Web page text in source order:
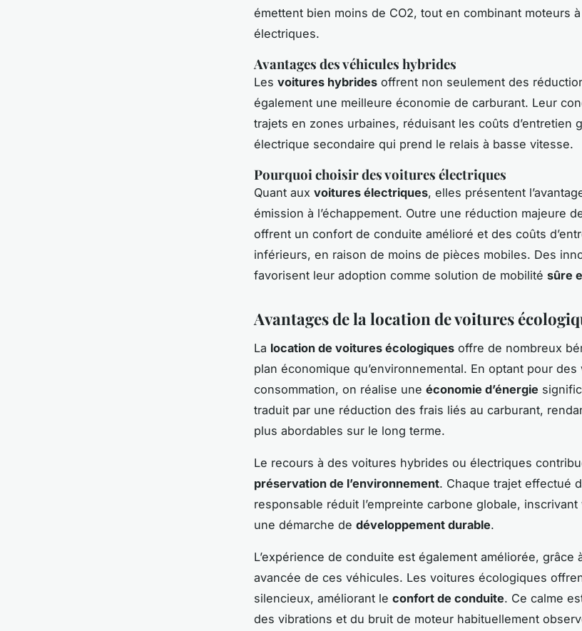
émettent bien moins de CO2, tout en combinant moteurs
électriques.
Avantages des véhicules hybrides
Les voitures hybrides offrent non seulement des
également une meilleure économie de carburant. Leur
trajets en zones urbaines, réduisant les coûts d’entretien
électrique secondaire qui prend le relais à basse vitesse.
Pourquoi choisir des voitures électriques
Quant aux voitures électriques, elles présentent
émission à l’échappement. Outre une réduction majeure
offrent un confort de conduite amélioré et des coûts
inférieurs, en raison de moins de pièces mobiles. Des
favorisent leur adoption comme solution de mobilité sûre
Avantages de la location de voitures
La location de voitures écologiques offre de nombreux
plan économique qu’environnemental. En optant pour
consommation, on réalise une économie d’énergie
traduit par une réduction des frais liés au carburant,
plus abordables sur le long terme.
Le recours à des voitures hybrides ou électriques
préservation de l’environnement. Chaque trajet effectué
responsable réduit l’empreinte carbone globale,
une démarche de développement durable.
L’expérience de conduite est également améliorée, grâce
avancée de ces véhicules. Les voitures écologiques
silencieux, améliorant le confort de conduite. Ce calme
des vibrations et du bruit de moteur habituellement